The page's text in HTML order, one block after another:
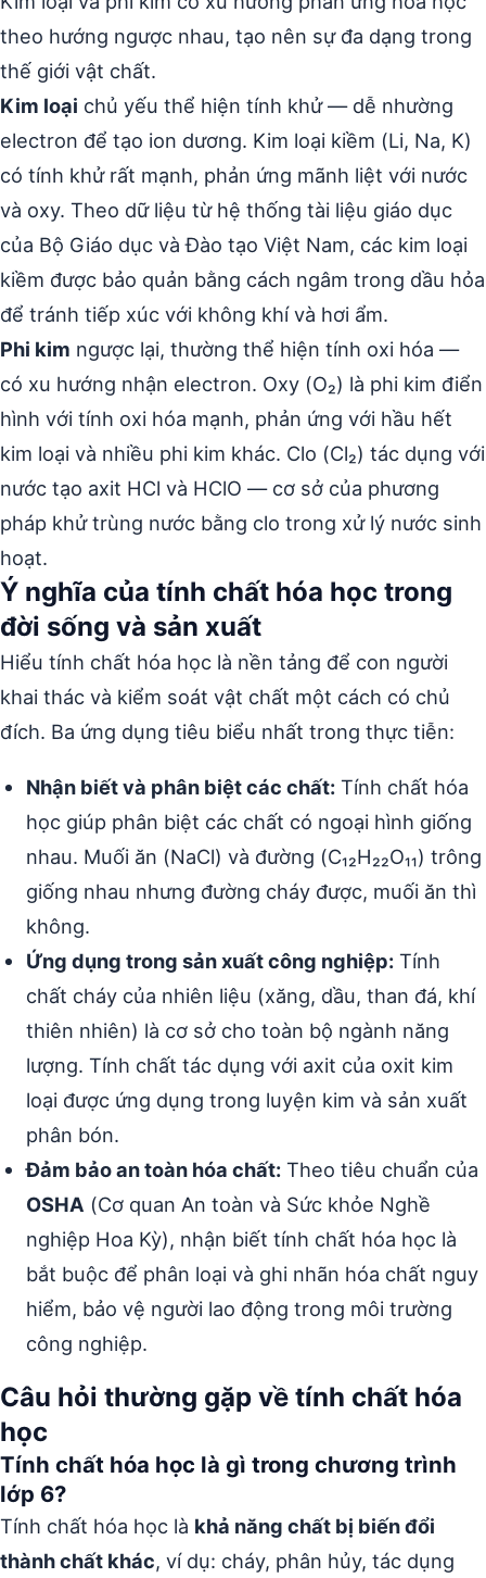
theo hướng ngược nhau, tạo nên sự đa dạng trong
thế giới vật chất.
Kim loại chủ yếu thể hiện tính khử — dễ nhường
electron để tạo ion dương. Kim loại kiềm (Li, Na, K)
có tính khử rất mạnh, phản ứng mãnh liệt với nước
và oxy. Theo dữ liệu từ hệ thống tài liệu giáo dục
của Bộ Giáo dục và Đào tạo Việt Nam, các kim loại
kiềm được bảo quản bằng cách ngâm trong dầu hỏa
để tránh tiếp xúc với không khí và hơi ẩm.
Phi kim ngược lại, thường thể hiện tính oxi hóa —
có xu hướng nhận electron. Oxy (O₂) là phi kim điển
hình với tính oxi hóa mạnh, phản ứng với hầu hết
kim loại và nhiều phi kim khác. Clo (Cl₂) tác dụng với
nước tạo axit HCl và HClO — cơ sở của phương
pháp khử trùng nước bằng clo trong xử lý nước sinh
hoạt.
Ý nghĩa của tính chất hóa học trong
đời sống và sản xuất
Hiểu tính chất hóa học là nền tảng để con người
khai thác và kiểm soát vật chất một cách có chủ
đích. Ba ứng dụng tiêu biểu nhất trong thực tiễn:
Nhận biết và phân biệt các chất: Tính chất hóa
học giúp phân biệt các chất có ngoại hình giống
nhau. Muối ăn (NaCl) và đường (C₁₂H₂₂O₁₁) trông
giống nhau nhưng đường cháy được, muối ăn thì
không.
Ứng dụng trong sản xuất công nghiệp: Tính
chất cháy của nhiên liệu (xăng, dầu, than đá, khí
thiên nhiên) là cơ sở cho toàn bộ ngành năng
lượng. Tính chất tác dụng với axit của oxit kim
loại được ứng dụng trong luyện kim và sản xuất
phân bón.
Đảm bảo an toàn hóa chất: Theo tiêu chuẩn của
OSHA (Cơ quan An toàn và Sức khỏe Nghề
nghiệp Hoa Kỳ), nhận biết tính chất hóa học là
bắt buộc để phân loại và ghi nhãn hóa chất nguy
hiểm, bảo vệ người lao động trong môi trường
công nghiệp.
Câu hỏi thường gặp về tính chất hóa
học
Tính chất hóa học là gì trong chương trình
lớp 6?
Tính chất hóa học là khả năng chất bị biến đổi
thành chất khác, ví dụ: cháy, phân hủy, tác dụng